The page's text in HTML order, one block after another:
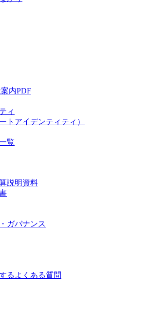
内PDF
ィ
トアイデンティティ）
覧
説明資料
ガバナンス
るよくある質問